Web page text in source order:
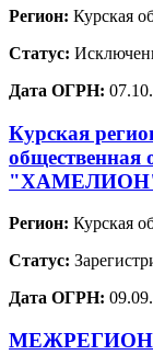
Регион: Курская
Статус:
Дата ОГРН:
Курская
Регион: Курская
Статус:
Дата ОГРН: